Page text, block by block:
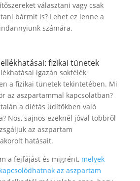
választani vagy csak
bármit is? Lehet ez lenne a
számára.
fizikai tünetek
igazán sokfélék
a fizikai tünetek tekintetében. Mi
az aszpartammal kapcsolatban?
talán a diétás üdítőkben való
Nos, sajnos ezeknél jóval többről
az aszpartam
hatásait.
a fejfájást és migrént, melyek
az aszpartam